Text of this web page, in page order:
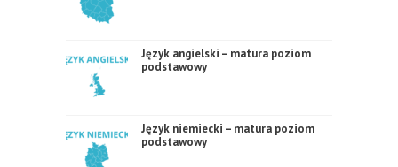
Język angielski – matura poziom
podstawowy
Język niemiecki – matura poziom
podstawowy